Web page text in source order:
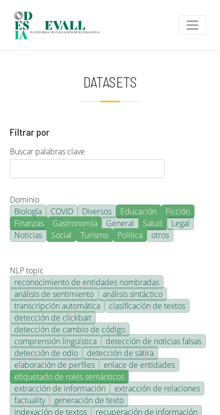
DATASETS
Filtrar por
Buscar palabras clave
Dominio
Biología
COVID Diversos Educación
Ficción
Finanzas
Gastronomía General Salud
Legal
Noticias
Social Turismo Política otros
NLP topic
reconocimiento de entidades nombradas
análisis de sentimiento
análisis sintáctico
transcripción automática
clasificación de textos
detección de clickbait
detección de cambio de código
comprensión lingüística
detección de noticias falsas
detección de odio
detección de sátira
elaboración de perfiles
enlace de entidades
etiquetado de roles semánticos
extracción de información
extracción de relaciones
factuality
generación de texto
indexación de textos
recuperación de información